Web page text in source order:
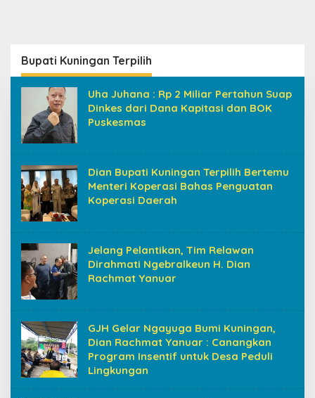
Bupati Kuningan Terpilih
Uha Juhana : Rp 2 Miliar Pertahun Suap
Dinkes dari Dana Kapitasi dan BOK
Puskesmas
Dian Bupati Kuningan Terpilih Bertemu
Menteri Koperasi Bahas Penguatan
Koperasi Daerah
Jelang Pelantikan, Tim Relawan
Dirahmati Ngebralkeun H. Dian
Rachmat Yanuar
GJH Gelar Ngayuga Bumi Kuningan,
Dian Rachmat Yanuar : Canangkan
Program Insentif untuk Desa Peduli
Lingkungan